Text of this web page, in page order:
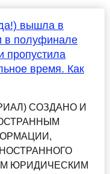
вышла в
в полуфинале
пропустила
время. Как
СОЗДАНО И
ЮРИДИЧЕСКИМ